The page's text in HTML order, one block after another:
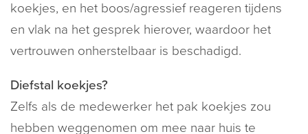
koekjes, en het boos/agressief reageren tijdens
en vlak na het gesprek hierover, waardoor het
vertrouwen onherstelbaar is beschadigd.
Diefstal koekjes?
Zelfs als de medewerker het pak koekjes zou
hebben weggenomen om mee naar huis te